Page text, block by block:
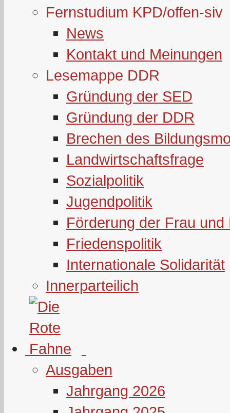
Fernstudium KPD/offen-siv
News
Kontakt und Meinungen
Lesemappe DDR
Gründung der SED
Gründung der DDR
Brechen des
Landwirtschaftsfrage
Sozialpolitik
Jugendpolitik
Förderung der Frau und
Friedenspolitik
Internationale Solidarität
Innerparteilich
Ausgaben
Jahrgang 2026